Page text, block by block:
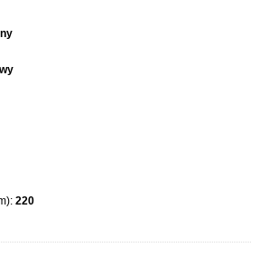
220